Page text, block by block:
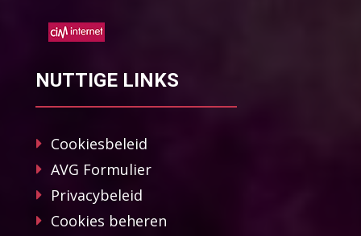
NUTTIGE LINKS
Cookiesbeleid
AVG Formulier
Privacybeleid
Cookies beheren